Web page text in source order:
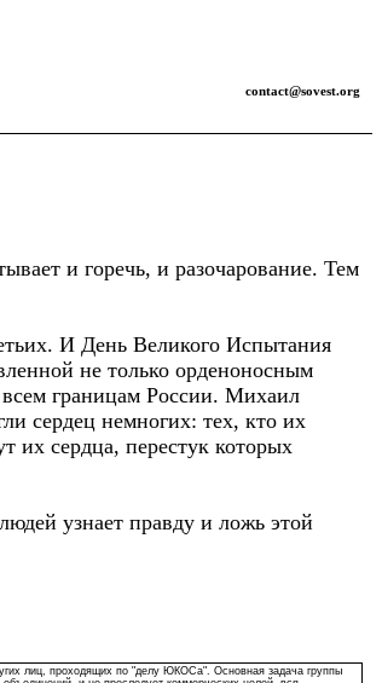
contact@sovest.org
и горечь, и разочарование. Тем
И День Великого Испытания
не только орденоносным
границам России. Михаил
сердец немногих: тех, кто их
их сердца, перестук которых
узнает правду и ложь этой
лиц, проходящих по "делу ЮКОСа". Основная задача группы